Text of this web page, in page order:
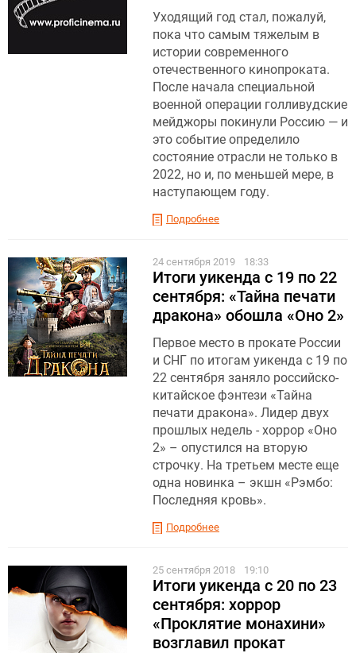
Уходящий год стал, пожалуй,
пока что самым тяжелым в
истории современного
отечественного кинопроката.
После начала специальной
военной операции голливудские
мейджоры покинули Россию — и
это событие определило
состояние отрасли не только в
2022, но и, по меньшей мере, в
наступающем году.
Подробнее
24 сентября 2019 18:33
Итоги уикенда с 19 по 22
сентября: «Тайна печати
дракона» обошла «Оно 2»
Первое место в прокате России
и СНГ по итогам уикенда с 19 по
22 сентября заняло российско-
китайское фэнтези «Тайна
печати дракона». Лидер двух
прошлых недель - хоррор «Оно
2» – опустился на вторую
строчку. На третьем месте еще
одна новинка – экшн «Рэмбо:
Последняя кровь».
Подробнее
25 сентября 2018 19:10
Итоги уикенда с 20 по 23
сентября: хоррор
«Проклятие монахини»
возглавил прокат